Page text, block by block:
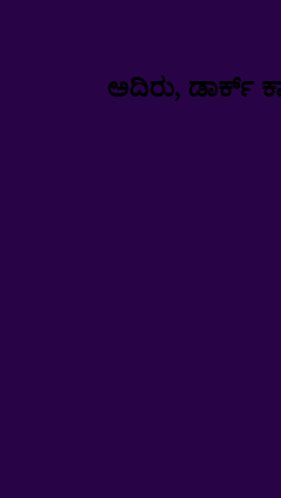
ಅದಿರು, ಡಾರ್ಕ್